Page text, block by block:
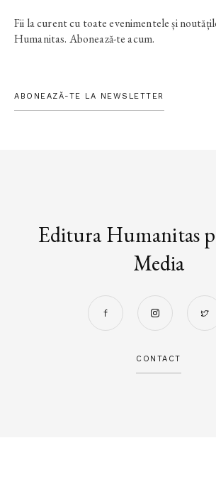
Fii la curent cu toate evenimentele și
Humanitas. Abonează-te acum.
ABONEAZĂ-TE LA NEWSLETTER
Editura Humanitas
Media
CONTACT